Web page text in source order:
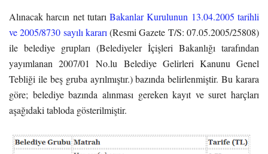
Alınacak harcın net tutarıBakanlar Kurulunun 13.04.2005 tarihli
ve 2005/8730 sayılı kararı(Resmi Gazete T/S: 07.05.2005/25808)
ile belediye grupları (Belediyeler İçişleri Bakanlığı tarafından
yayımlanan 2007/01 No.lu Belediye Gelirleri Kanunu Genel
Tebliği ile beş gruba ayrılmıştır.) bazında belirlenmiştir. Bu karara
göre; belediye bazında alınması gereken kayıt ve suret harçları
aşağıdaki tabloda gösterilmiştir.